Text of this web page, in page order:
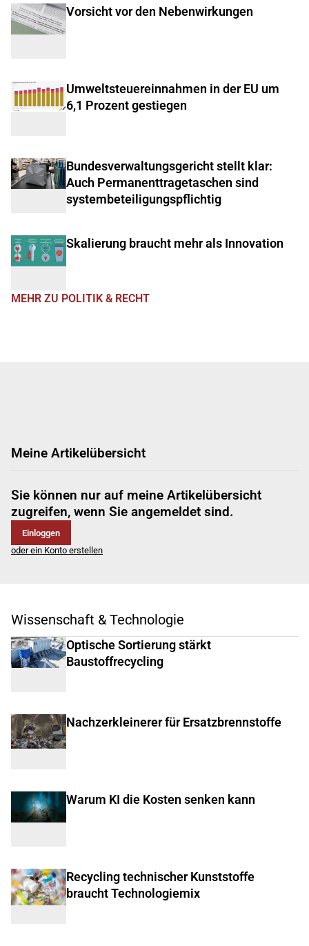
Vorsicht vor den Nebenwirkungen
Umweltsteuereinnahmen in der EU um
6,1 Prozent gestiegen
Bundesverwaltungsgericht stellt klar:
Auch Permanenttragetaschen sind
systembeteiligungspflichtig
Skalierung braucht mehr als Innovation
MEHR ZU POLITIK & RECHT
Meine Artikelübersicht
Sie können nur auf meine Artikelübersicht
zugreifen, wenn Sie angemeldet sind.
Einloggen
oder ein Konto erstellen
Wissenschaft & Technologie
Optische Sortierung stärkt
Baustoffrecycling
Nachzerkleinerer für Ersatzbrennstoffe
Warum KI die Kosten senken kann
Recycling technischer Kunststoffe
braucht Technologiemix